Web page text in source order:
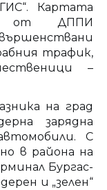
Картата
от ДППИ
трафик,
–
на град
зарядна
С
в района на
Бургас-
и „зелен“